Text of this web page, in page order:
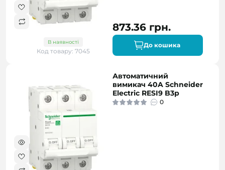
В наявності
Код товару: 7045
873.36 грн.
До кошика
Автоматичний
вимикач 40A Schneider
Electric RESI9 B3р
0